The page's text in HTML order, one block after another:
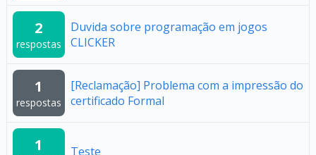
2
respostas
Duvida sobre programação em jogos
CLICKER
1
respostas
[Reclamação] Problema com a impressão do
certificado Formal
1 Teste